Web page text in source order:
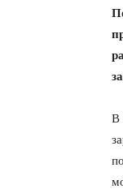
В